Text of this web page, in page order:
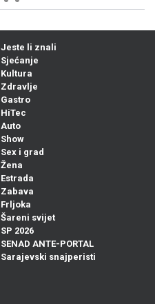
Jeste li znali
Sjećanje
Kultura
Zdravlje
Gastro
HiTec
Auto
Show
Sex i grad
Žena
Estrada
Zabava
Frljoka
Šareni svijet
SP 2026
SENAD ANTE-PORTAL
Sarajevski snajperisti